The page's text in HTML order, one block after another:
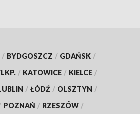
/ BYDGOSZCZ / GDAŃSK /
/ KATOWICE / KIELCE /
/ ŁÓDŹ / OLSZTYN /
POZNAŃ / RZESZÓW /